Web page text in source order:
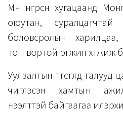
Мөн өнгөрсөн хугацаанд
оюутан,
боловсролын
тогтвортой өргөжин хөгжиж
Уулзалтын төгсгөлд
чиглэсэн хамтын
нээлттэй байгаагаа